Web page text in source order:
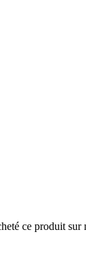
ce produit